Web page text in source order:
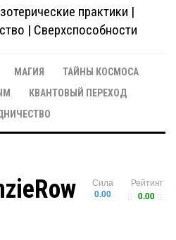
практики |
| Сверхспособности
МАГИЯ
ТАЙНЫ КОСМОСА
КВАНТОВЫЙ ПЕРЕХОД
Рейтинг
0.00
Сила
0.00